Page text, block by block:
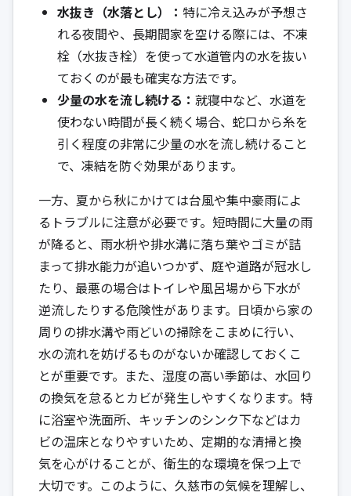
水抜き（水落とし）： 特に冷え込みが予想さ
れる夜間や、長期間家を空ける際には、不凍
栓（水抜き栓）を使って水道管内の水を抜い
ておくのが最も確実な方法です。
少量の水を流し続ける： 就寝中など、水道を
使わない時間が長く続く場合、蛇口から糸を
引く程度の非常に少量の水を流し続けること
で、凍結を防ぐ効果があります。
一方、夏から秋にかけては台風や集中豪雨によ
るトラブルに注意が必要です。短時間に大量の雨
が降ると、雨水枡や排水溝に落ち葉やゴミが詰
まって排水能力が追いつかず、庭や道路が冠水し
たり、最悪の場合はトイレや風呂場から下水が
逆流したりする危険性があります。日頃から家の
周りの排水溝や雨どいの掃除をこまめに行い、
水の流れを妨げるものがないか確認しておくこ
とが重要です。また、湿度の高い季節は、水回り
の換気を怠るとカビが発生しやすくなります。特
に浴室や洗面所、キッチンのシンク下などはカ
ビの温床となりやすいため、定期的な清掃と換
気を心がけることが、衛生的な環境を保つ上で
大切です。このように、久慈市の気候を理解し、